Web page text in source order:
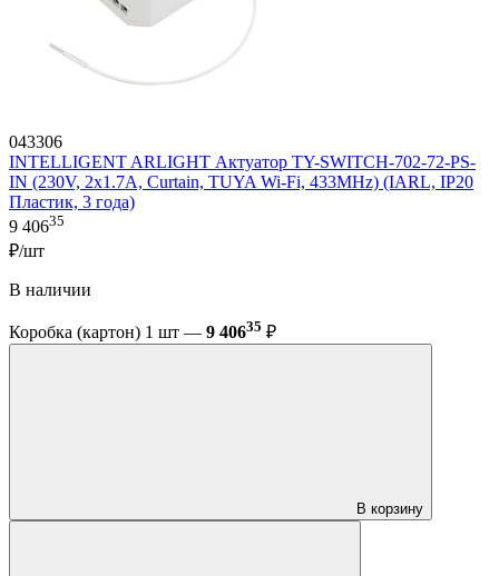
043306
INTELLIGENT ARLIGHT Актуатор TY-SWITCH-702-72-PS-
IN (230V, 2x1.7A, Curtain, TUYA Wi-Fi, 433MHz) (IARL, IP20
Пластик, 3 года)
9 40635
₽/шт
В наличии
Коробка (картон) 1 шт — 9 40635 ₽
В корзину